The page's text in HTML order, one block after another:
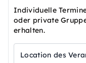
Individuelle
oder private
erhalten.
Location des